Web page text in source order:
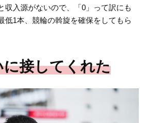
収入源がないので、「0」って訳にも
低1本、競輪の斡旋を確保をしてもら
接してくれた